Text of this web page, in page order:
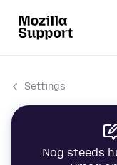
Settings
Nog steeds